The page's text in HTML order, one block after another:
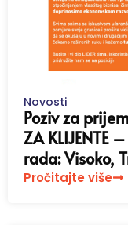
Novosti
Poziv za
ZA KLIJENTE
rada: Visoko,
Pročitajte više